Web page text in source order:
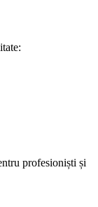
profesioniști și